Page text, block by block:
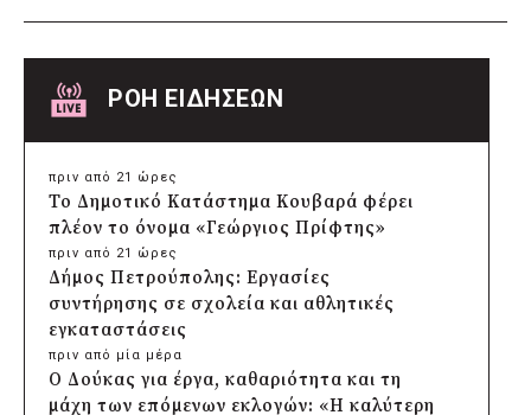
ΡΟΗ ΕΙΔΗΣΕΩΝ
πριν από 21 ώρες
Το Δημοτικό Κατάστημα Κουβαρά φέρει
πλέον το όνομα «Γεώργιος Πρίφτης»
πριν από 21 ώρες
Δήμος Πετρούπολης: Εργασίες
συντήρησης σε σχολεία και αθλητικές
εγκαταστάσεις
πριν από μία μέρα
Ο Δούκας για έργα, καθαριότητα και τη
μάχη των επόμενων εκλογών: «Η καλύτερη